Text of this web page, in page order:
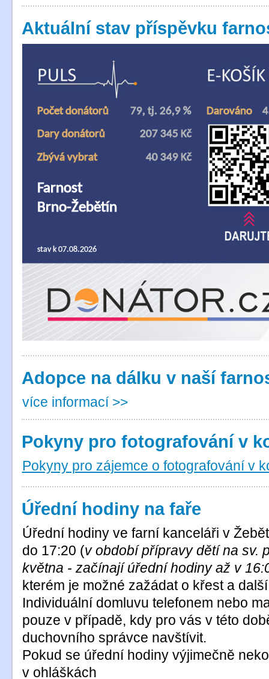
Aktuální stav příspěvku
Adopce na dálku v naší
více informací >>
Pokyny pro fotografování v
Pokyny pro zájemce o fotografování v
Úřední hodiny na faře
Úřední hodiny ve farní kanceláři v
do 17:20 (v období přípravy dětí na sv.
května - začínají úřední hodiny až v
kterém je možné zažádat o křest a
Individuální domluvu telefonem nebo
pouze v případě, kdy pro vás v této
duchovního správce navštívit.
Pokud se úřední hodiny výjimečně
v ohláškách